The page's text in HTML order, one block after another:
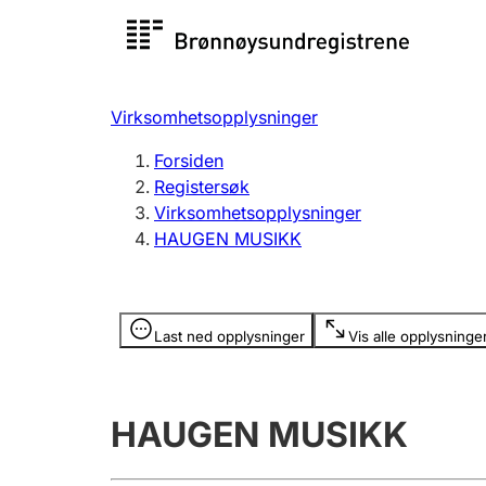
Registersøk
Registrere, endre, slette
Virksomhetsopplysninger
Forsiden
Registersøk
Virksomhetsopplysninger
HAUGEN MUSIKK
Last ned opplysninger Vis alle
Opplysninger er skjult
HAUGEN MUSIKK